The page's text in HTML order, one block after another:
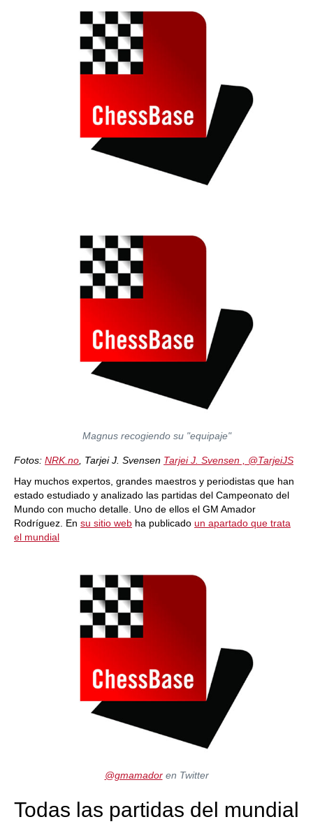
Magnus recogiendo su "equipaje"
Fotos: NRK.no , Tarjei J. Svensen
Tarjei J. Svensen , ‏@TarjeiJS
Hay muchos expertos, grandes maestros y periodistas que han
estado estudiado y analizado las partidas del Campeonato del
Mundo con mucho detalle. Uno de ellos el GM Amador
Rodríguez. En su sitio web ha publicado un apartado que trata
el mundial
@gmamadoren Twitter
Todas las partidas del mundial